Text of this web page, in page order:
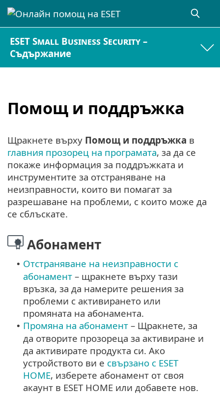
ESET Small Business Security –
Съдържание
Помощ и поддръжка
Щракнете върху Помощ и поддръжка в
главния прозорец на програмата, за да се
покаже информация за поддръжката и
инструментите за отстраняване на
неизправности, които ви помагат за
разрешаване на проблеми, с които може да
се сблъскате.
Абонамент
• Отстраняване на неизправности с
абонамент – щракнете върху тази
връзка, за да намерите решения за
проблеми с активирането или
промяната на абонамента.
• Промяна на абонамент – Щракнете, за
да отворите прозореца за активиране и
да активирате продукта си. Ако
устройството ви е свързано с ESET
HOME, изберете абонамент от своя
акаунт в ESET HOME или добавете нов.